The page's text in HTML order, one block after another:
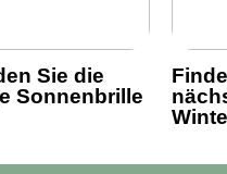
Sie die
Sonnenbrille